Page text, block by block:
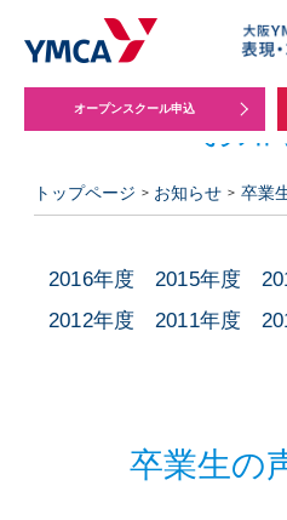
オープンスクール申込
お知
トップページ お知らせ 卒業
2016年度 2015年度
2012年度
2011年度
卒業生